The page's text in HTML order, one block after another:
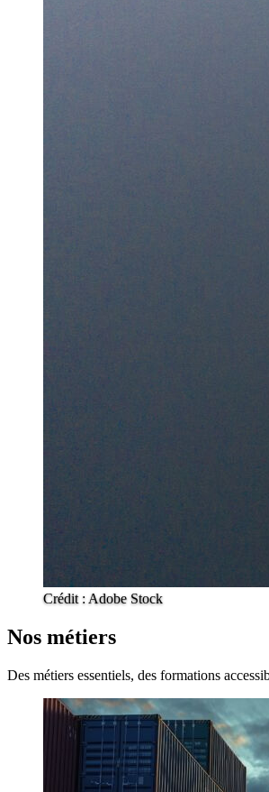
Crédit : Adobe Stock
Nos métiers
Des métiers essentiels, des formations